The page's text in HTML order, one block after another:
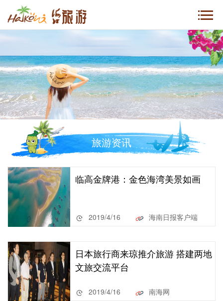
旅游资讯
临高金牌港：金色海湾美景如画
2019/4/16 海南日报客户端
日本旅行商来琼推介旅游 搭建两地
文旅交流平台
2019/4/16 南海网